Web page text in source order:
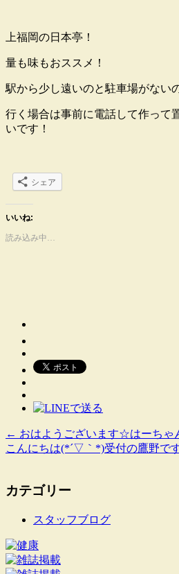
上福岡の日本亭！
量も味もおススメ！
駅から少し遠いのと駐車場がない
行く場合は事前に電話して作って
いです！
シェア
いいね:
読み込み中…
← おはようございます☆はーちゃ
こんにちは(*´▽｀*)受付の鷹野
カテゴリー
スタッフブログ